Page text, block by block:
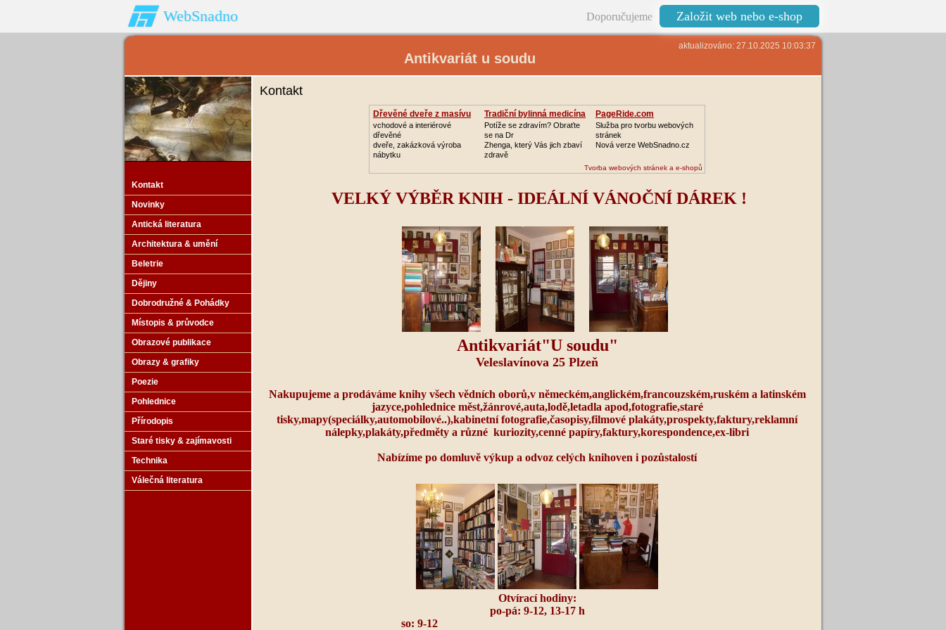
WebSnadno Doporučujeme Založit web nebo e-shop
aktualizováno: 27.10.2025 10:03:37
Antikvariát u soudu
Kontakt
Novinky
Antická literatura
Architektura & umění
Beletrie
Dějiny
Dobrodružné & Pohádky
Místopis & průvodce
Obrazové publikace
Obrazy & grafiky
Poezie
Pohlednice
Přírodopis
Staré tisky & zajímavosti
Technika
Válečná literatura
Kontakt
Dřevěné dveře z masívu
vchodové a interiérové
dřevěné
dveře, zakázková výroba
nábytku
Tradiční bylinná medicína
Potíže se zdravím? Obraťte
se na Dr
Zhenga, který Vás jich zbaví
zdravě
PageRide.com
Služba pro tvorbu webových
stránek
Nová verze WebSnadno.cz
Tvorba webových stránek a e-shopů
VELKÝ VÝBĚR KNIH - IDEÁLNÍ VÁNOČNÍ DÁREK !
Antikvariát"U soudu"
Veleslavínova 25 Plzeň
Nakupujeme a prodáváme knihy všech vědních oborů,v německém,anglickém,francouzském,ruském a latinském
jazyce,pohlednice měst,žánrové,auta,lodě,letadla apod,fotografie,staré
tisky,mapy(speciálky,automobilové..),kabinetní fotografie,časopisy,filmové plakáty,prospekty,faktury,reklamní
nálepky,plakáty,předměty a různé kuriozity,cenné papíry,faktury,korespondence,ex-libri
Nabízíme po domluvě výkup a odvoz celých knihoven i pozůstalostí
Otvírací hodiny:
po-pá: 9-12, 13-17 h
so: 9-12